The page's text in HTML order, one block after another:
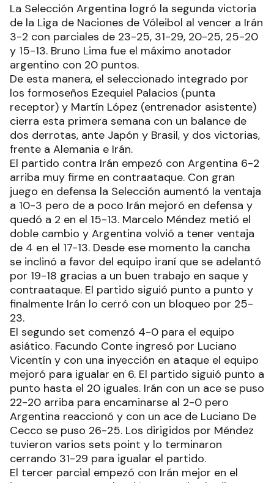
La Selección Argentina logró la segunda victoria
de la Liga de Naciones de Vóleibol al vencer a Irán
3-2 con parciales de 23-25, 31-29, 20-25, 25-20
y 15-13. Bruno Lima fue el máximo anotador
argentino con 20 puntos.
De esta manera, el seleccionado integrado por
los formoseños Ezequiel Palacios (punta
receptor) y Martín López (entrenador asistente)
cierra esta primera semana con un balance de
dos derrotas, ante Japón y Brasil, y dos victorias,
frente a Alemania e Irán.
El partido contra Irán empezó con Argentina 6-2
arriba muy firme en contraataque. Con gran
juego en defensa la Selección aumentó la ventaja
a 10-3 pero de a poco Irán mejoró en defensa y
quedó a 2 en el 15-13. Marcelo Méndez metió el
doble cambio y Argentina volvió a tener ventaja
de 4 en el 17-13. Desde ese momento la cancha
se inclinó a favor del equipo iraní que se adelantó
por 19-18 gracias a un buen trabajo en saque y
contraataque. El partido siguió punto a punto y
finalmente Irán lo cerró con un bloqueo por 25-
23.
El segundo set comenzó 4-0 para el equipo
asiático. Facundo Conte ingresó por Luciano
Vicentín y con una inyección en ataque el equipo
mejoró para igualar en 6. El partido siguió punto a
punto hasta el 20 iguales. Irán con un ace se puso
22-20 arriba para encaminarse al 2-0 pero
Argentina reaccionó y con un ace de Luciano De
Cecco se puso 26-25. Los dirigidos por Méndez
tuvieron varios sets point y lo terminaron
cerrando 31-29 para igualar el partido.
El tercer parcial empezó con Irán mejor en el